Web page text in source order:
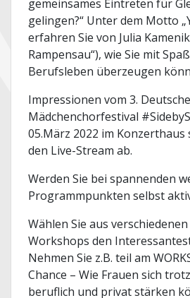
gemeinsames Eintreten für
gelingen?“ Unter dem Motto
erfahren Sie von Julia
Rampensau“), wie Sie mit
Berufsleben überzeugen
Impressionen vom 3.
Mädchenchorfestival
05.März 2022 im
den Live-Stream ab.
Werden Sie bei spannenden
Programmpunkten selbst
Wählen Sie aus
Workshops den
Nehmen Sie z.B. teil am
Chance – Wie Frauen sich
beruflich und privat stärken